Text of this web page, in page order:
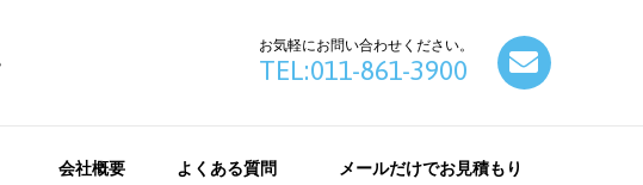
お気軽にお問い合わせください。
TEL:011-861-3900
会社概要 よくある質問 メールだけでお見積もり